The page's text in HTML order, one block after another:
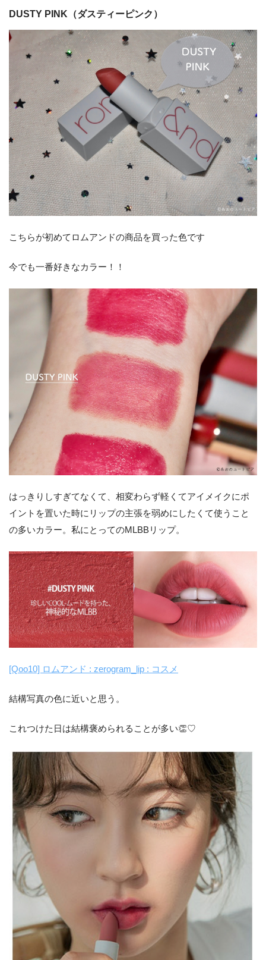
DUSTY PINK（ダスティーピンク）
こちらが初めてロムアンドの商品を買った色です
今でも一番好きなカラー！！
はっきりしすぎてなくて、相変わらず軽くてアイメイクにポ
イントを置いた時にリップの主張を弱めにしたくて使うこと
の多いカラー。私にとってのMLBBリップ。
[Qoo10] ロムアンド : zerogram_lip : コスメ
結構写真の色に近いと思う。
これつけた日は結構褒められることが多い👏♡